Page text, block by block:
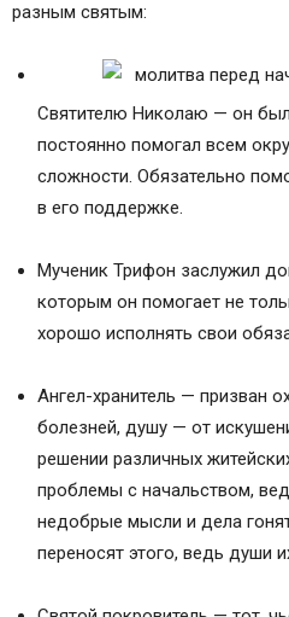
разным святым:
Святителю Николаю — он
постоянно помогал всем
сложности. Обязательно
в его поддержке.
Мученик Трифон заслужил
которым он помогает не
хорошо исполнять свои
Ангел-хранитель — призван
болезней, душу — от
решении различных
проблемы с начальством,
недобрые мысли и дела
переносят этого, ведь души